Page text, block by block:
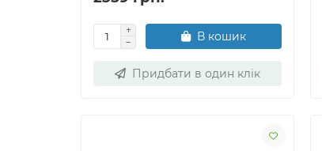
В кошик
Придбати в один клік